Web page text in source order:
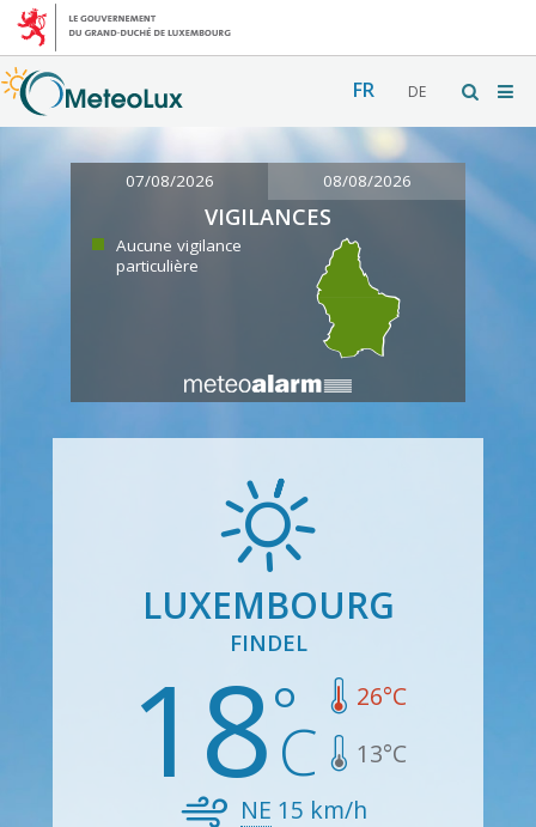
FR DE
07/08/2026 08/08/2026
VIGILANCES
Aucune vigilance
particulière
LUXEMBOURG
FINDEL
18 26°C
13°C
NE 15 km/h